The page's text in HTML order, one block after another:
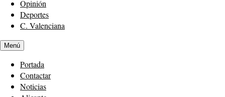
Opinión
Deportes
C. Valenciana
Menú
Portada
Contactar
Noticias